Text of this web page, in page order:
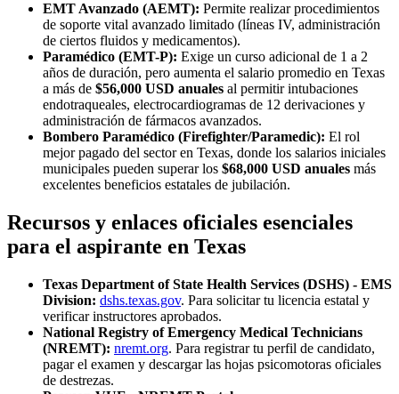
EMT Avanzado (AEMT): Permite realizar procedimientos
de soporte vital avanzado limitado (líneas IV, administración
de ciertos fluidos y medicamentos).
Paramédico (EMT-P): Exige un curso adicional de 1 a 2
años de duración, pero aumenta el salario promedio en Texas
a más de $56,000 USD anuales al permitir intubaciones
endotraqueales, electrocardiogramas de 12 derivaciones y
administración de fármacos avanzados.
Bombero Paramédico (Firefighter/Paramedic): El rol
mejor pagado del sector en Texas, donde los salarios iniciales
municipales pueden superar los $68,000 USD anuales más
excelentes beneficios estatales de jubilación.
Recursos y enlaces oficiales esenciales
para el aspirante en Texas
Texas Department of State Health Services (DSHS) - EMS
Division: dshs.texas.gov. Para solicitar tu licencia estatal y
verificar instructores aprobados.
National Registry of Emergency Medical Technicians
(NREMT): nremt.org. Para registrar tu perfil de candidato,
pagar el examen y descargar las hojas psicomotoras oficiales
de destrezas.